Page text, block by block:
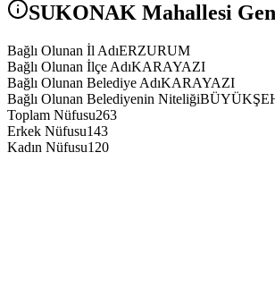
SUKONAK Mahallesi
Bağlı Olunan İl AdıERZURUM
Bağlı Olunan İlçe AdıKARAYAZI
Bağlı Olunan Belediye AdıKARAYAZI
Bağlı Olunan Belediyenin Niteliği
Toplam Nüfusu263
Erkek Nüfusu143
Kadın Nüfusu120